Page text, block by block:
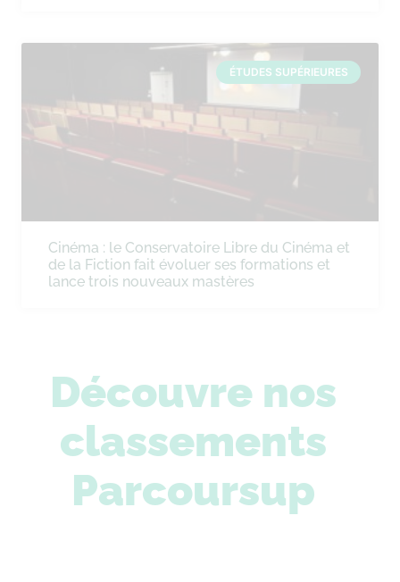
ÉTUDES SUPÉRIEURES
Cinéma : le Conservatoire Libre du Cinéma et
de la Fiction fait évoluer ses formations et
lance trois nouveaux mastères
Découvre nos
classements
Parcoursup